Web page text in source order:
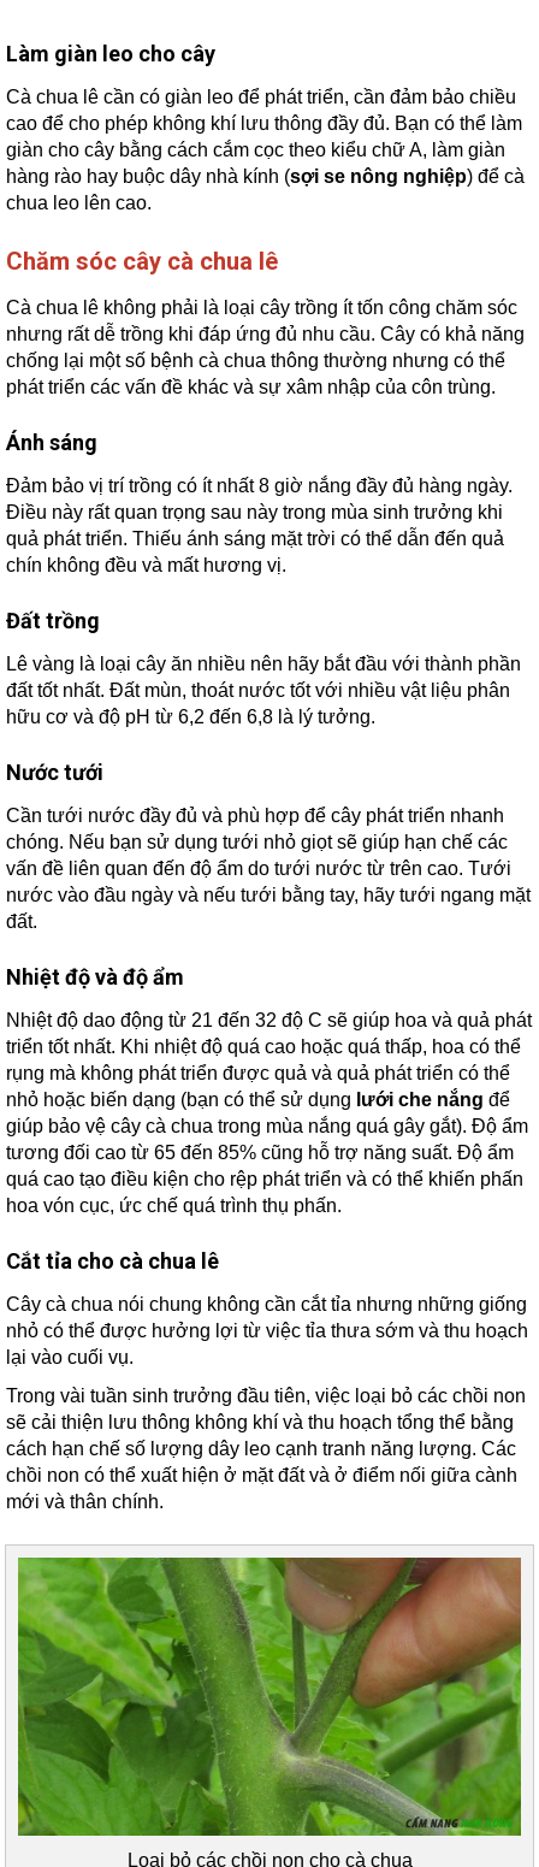
Làm giàn leo cho cây
Cà chua lê cần có giàn leo để phát triển, cần đảm bảo chiều
cao để cho phép không khí lưu thông đầy đủ. Bạn có thể làm
giàn cho cây bằng cách cắm cọc theo kiểu chữ A, làm giàn
hàng rào hay buộc dây nhà kính (sợi se nông nghiệp) để cà
chua leo lên cao.
Chăm sóc cây cà chua lê
Cà chua lê không phải là loại cây trồng ít tốn công chăm sóc
nhưng rất dễ trồng khi đáp ứng đủ nhu cầu. Cây có khả năng
chống lại một số bệnh cà chua thông thường nhưng có thể
phát triển các vấn đề khác và sự xâm nhập của côn trùng.
Ánh sáng
Đảm bảo vị trí trồng có ít nhất 8 giờ nắng đầy đủ hàng ngày.
Điều này rất quan trọng sau này trong mùa sinh trưởng khi
quả phát triển. Thiếu ánh sáng mặt trời có thể dẫn đến quả
chín không đều và mất hương vị.
Đất trồng
Lê vàng là loại cây ăn nhiều nên hãy bắt đầu với thành phần
đất tốt nhất. Đất mùn, thoát nước tốt với nhiều vật liệu phân
hữu cơ và độ pH từ 6,2 đến 6,8 là lý tưởng.
Nước tưới
Cần tưới nước đầy đủ và phù hợp để cây phát triển nhanh
chóng. Nếu bạn sử dụng tưới nhỏ giọt sẽ giúp hạn chế các
vấn đề liên quan đến độ ẩm do tưới nước từ trên cao. Tưới
nước vào đầu ngày và nếu tưới bằng tay, hãy tưới ngang mặt
đất.
Nhiệt độ và độ ẩm
Nhiệt độ dao động từ 21 đến 32 độ C sẽ giúp hoa và quả phát
triển tốt nhất. Khi nhiệt độ quá cao hoặc quá thấp, hoa có thể
rụng mà không phát triển được quả và quả phát triển có thể
nhỏ hoặc biến dạng (bạn có thể sử dụng lưới che nắng để
giúp bảo vệ cây cà chua trong mùa nắng quá gây gắt). Độ ẩm
tương đối cao từ 65 đến 85% cũng hỗ trợ năng suất. Độ ẩm
quá cao tạo điều kiện cho rệp phát triển và có thể khiến phấn
hoa vón cục, ức chế quá trình thụ phấn.
Cắt tỉa cho cà chua lê
Cây cà chua nói chung không cần cắt tỉa nhưng những giống
nhỏ có thể được hưởng lợi từ việc tỉa thưa sớm và thu hoạch
lại vào cuối vụ.
Trong vài tuần sinh trưởng đầu tiên, việc loại bỏ các chồi non
sẽ cải thiện lưu thông không khí và thu hoạch tổng thể bằng
cách hạn chế số lượng dây leo cạnh tranh năng lượng. Các
chồi non có thể xuất hiện ở mặt đất và ở điểm nối giữa cành
mới và thân chính.
Loại bỏ các chồi non cho cà chua